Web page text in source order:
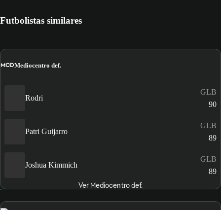
Futbolistas similares
MCDMediocentro def.
Rodri
GLB
90
Patri Guijarro
GLB
89
Joshua Kimmich
GLB
89
Ver Mediocentro def.